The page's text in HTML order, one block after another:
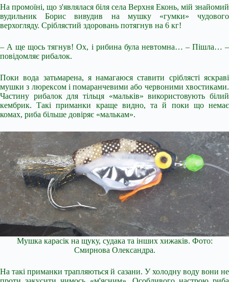
На промоїні, що з'являлася біля села Верхня Еконь, мій знайомий
вудильник Борис вивудив на мушку «гумки» чудового
верхогляду. Сріблястий здоровань потягнув на 6 кг!
– А ще щось тягнув! Ох, і рибина була невтомна… – Пішла… –
повідомляє рибалок.
Поки вода затьмарена, я намагаюся ставити сріблясті яскраві
мушки з люрексом і помаранчевими або червоними хвостиками.
Частину рибалок для тільця «мальків» використовують білий
кембрик. Такі приманки краще видно, та й поки що немає
комах, риба більше довіряє «малькам».
Мушка карасік на щуку, судака та інших хижаків. Фото:
Смирнова Олександра.
На такі приманки трапляються й сазани. У холодну воду вони не